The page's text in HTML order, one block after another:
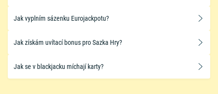
Jak vyplním sázenku Eurojackpotu?
Jak získám uvítací bonus pro Sazka Hry?
Jak se v blackjacku míchají karty?